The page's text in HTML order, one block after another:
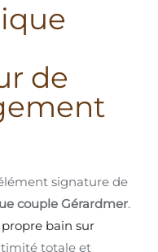
de
signature de
couple Gérardmer.
bain sur
totale et